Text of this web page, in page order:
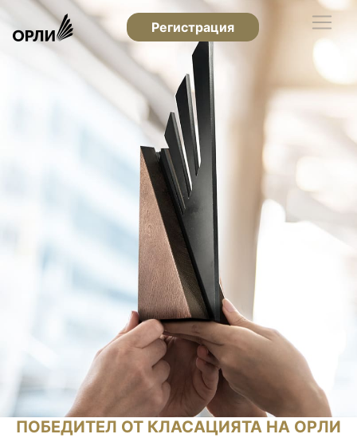
Регистрация
ПОБЕДИТЕЛ ОТ КЛАСАЦИЯТА НА ОРЛИ